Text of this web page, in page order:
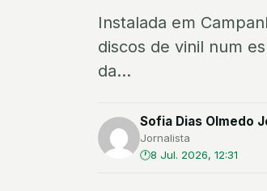
Instalada em
discos de vinil num
da...
Sofia Dias Olmedo
Jornalista
8 Jul. 2026, 12:31